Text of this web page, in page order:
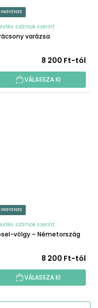
INGYENES
számok szerint
varázsa
8 200 Ft-tól
VÁLASSZA KI
INGYENES
számok szerint
völgy – Németország
8 200 Ft-tól
VÁLASSZA KI